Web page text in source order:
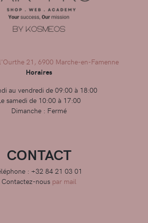
21, 6900 Marche-en-Famenne
Horaires
au vendredi de 09:00 à 18:00
samedi de 10:00 à 17:00
Dimanche : Fermé
CONTACT
: +32 84 21 03 01
Contactez-nous par mail